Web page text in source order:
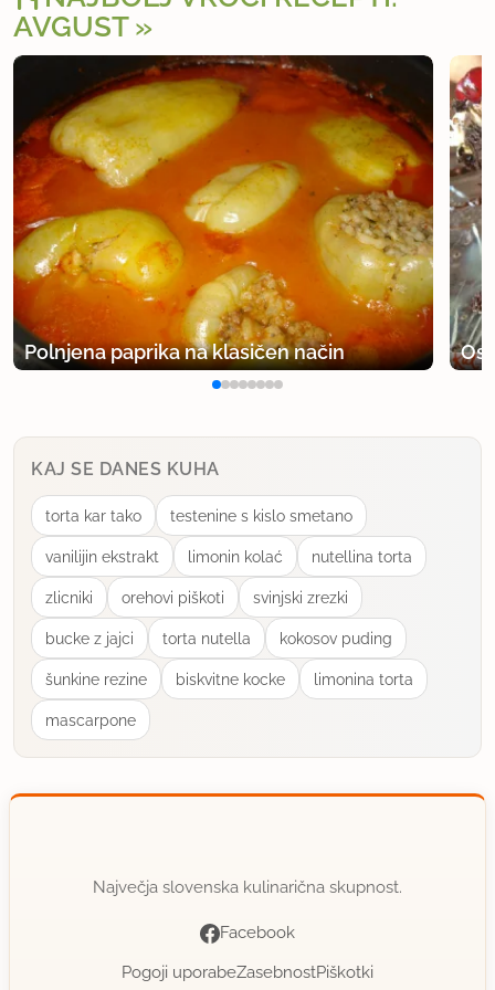
AVGUST
Polnjena paprika na klasičen način
KAJ SE DANES KUHA
torta kar tako testenine s kislo smetano
vanilijin ekstrakt limonin kolać nutellina torta
zlicniki orehovi piškoti svinjski zrezki
bucke z jajci torta nutella kokosov puding
šunkine rezine biskvitne kocke limonina torta
mascarpone
Največja slovenska kulinarična skupnost.
Facebook
Pogoji uporabeZasebnostPiškotki